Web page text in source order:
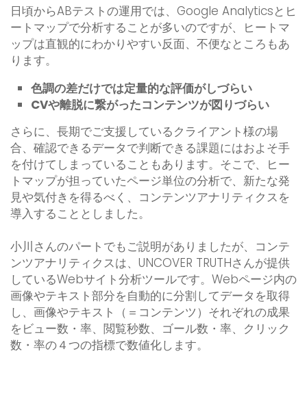
日頃からABテストの運用では、Google Analyticsとヒ
ートマップで分析することが多いのですが、ヒートマ
ップは直観的にわかりやすい反面、不便なところもあ
ります。
色調の差だけでは定量的な評価がしづらい
CVや離脱に繋がったコンテンツが図りづらい
さらに、長期でご支援しているクライアント様の場
合、確認できるデータで判断できる課題にはおよそ手
を付けてしまっていることもあります。そこで、ヒー
トマップが担っていたページ単位の分析で、新たな発
見や気付きを得るべく、コンテンツアナリティクスを
導入することとしました。
小川さんのパートでもご説明がありましたが、コンテ
ンツアナリティクスは、UNCOVER TRUTHさんが提供
しているWebサイト分析ツールです。Webページ内の
画像やテキスト部分を自動的に分割してデータを取得
し、画像やテキスト（＝コンテンツ）それぞれの成果
をビュー数・率、閲覧秒数、ゴール数・率、クリック
数・率の４つの指標で数値化します。